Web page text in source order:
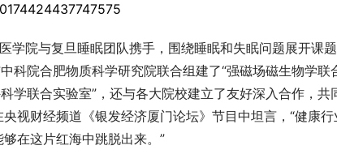
学院与复旦睡眠团队携手，围绕睡眠和失眠问题展开课
科院合肥物质科学研究院联合组建了“强磁场磁生物学联
学联合实验室”，还与各大院校建立了友好深入合作，共
视财经频道《银发经济厦门论坛》节目中坦言，“健康行
在这片红海中跳脱出来。”